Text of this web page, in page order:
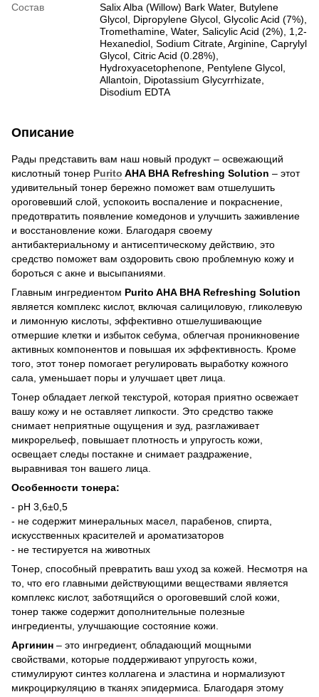
Состав
Salix Alba (Willow) Bark Water, Butylene
Glycol, Dipropylene Glycol, Glycolic Acid (7%),
Tromethamine, Water, Salicylic Acid (2%), 1,2-
Hexanediol, Sodium Citrate, Arginine, Caprylyl
Glycol, Citric Acid (0.28%),
Hydroxyacetophenone, Pentylene Glycol,
Allantoin, Dipotassium Glycyrrhizate,
Disodium EDTA
Описание
Рады представить вам наш новый продукт – освежающий
кислотный тонер Purito AHA BHA Refreshing Solution – этот
удивительный тонер бережно поможет вам отшелушить
ороговевший слой, успокоить воспаление и покраснение,
предотвратить появление комедонов и улучшить заживление
и восстановление кожи. Благодаря своему
антибактериальному и антисептическому действию, это
средство поможет вам оздоровить свою проблемную кожу и
бороться с акне и высыпаниями.
Главным ингредиентом Purito AHA BHA Refreshing Solution
является комплекс кислот, включая салициловую, гликолевую
и лимонную кислоты, эффективно отшелушивающие
отмершие клетки и избыток себума, облегчая проникновение
активных компонентов и повышая их эффективность. Кроме
того, этот тонер помогает регулировать выработку кожного
сала, уменьшает поры и улучшает цвет лица.
Тонер обладает легкой текстурой, которая приятно освежает
вашу кожу и не оставляет липкости. Это средство также
снимает неприятные ощущения и зуд, разглаживает
микрорельеф, повышает плотность и упругость кожи,
освещает следы постакне и снимает раздражение,
выравнивая тон вашего лица.
Особенности тонера:
- pH 3,6±0,5
- не содержит минеральных масел, парабенов, спирта,
искусственных красителей и ароматизаторов
- не тестируется на животных
Тонер, способный превратить ваш уход за кожей. Несмотря на
то, что его главными действующими веществами является
комплекс кислот, заботящийся о ороговевший слой кожи,
тонер также содержит дополнительные полезные
ингредиенты, улучшающие состояние кожи.
Аргинин – это ингредиент, обладающий мощными
свойствами, которые поддерживают упругость кожи,
стимулируют синтез коллагена и эластина и нормализуют
микроциркуляцию в тканях эпидермиса. Благодаря этому